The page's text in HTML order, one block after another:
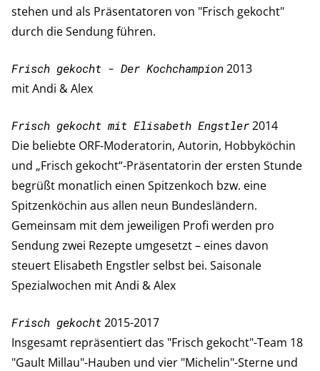
stehen und als Präsentatoren von "Frisch gekocht"
durch die Sendung führen.
Frisch gekocht - Der Kochchampion2013
mit Andi & Alex
Frisch gekocht mit Elisabeth Engstler2014
Die beliebte ORF-Moderatorin, Autorin, Hobbyköchin
und „Frisch gekocht“-Präsentatorin der ersten Stunde
begrüßt monatlich einen Spitzenkoch bzw. eine
Spitzenköchin aus allen neun Bundesländern.
Gemeinsam mit dem jeweiligen Profi werden pro
Sendung zwei Rezepte umgesetzt – eines davon
steuert Elisabeth Engstler selbst bei. Saisonale
Spezialwochen mit Andi & Alex
Frisch gekocht2015-2017
Insgesamt repräsentiert das "Frisch gekocht"-Team 18
"Gault Millau"-Hauben und vier "Michelin"-Sterne und